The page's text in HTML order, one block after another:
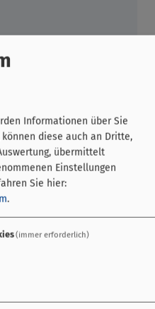
der
Informationen über Sie
diese auch an Dritte,
übermittelt
Einstellungen
Sie hier:
.
(immer erforderlich)